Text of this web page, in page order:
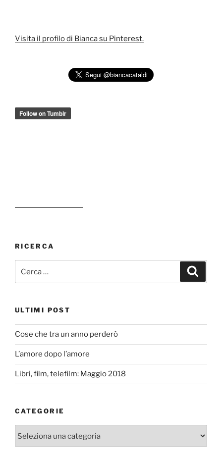
Visita il profilo di Bianca su Pinterest.
RICERCA
ULTIMI POST
Cose che tra un anno perderò
L’amore dopo l’amore
Libri, film, telefilm: Maggio 2018
CATEGORIE